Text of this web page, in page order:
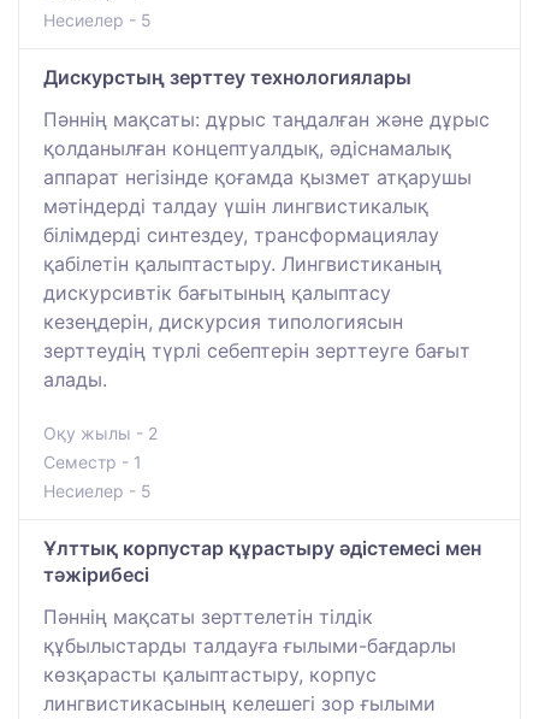
Несиелер - 5
Дискурстың зерттеу технологиялары
Пәннің мақсаты: дұрыс таңдалған және дұрыс
қолданылған концептуалдық, әдіснамалық
аппарат негізінде қоғамда қызмет атқарушы
мәтіндерді талдау үшін лингвистикалық
білімдерді синтездеу, трансформациялау
қабілетін қалыптастыру. Лингвистиканың
дискурсивтік бағытының қалыптасу
кезеңдерін, дискурсия типологиясын
зерттеудің түрлі себептерін зерттеуге бағыт
алады.
Оқу жылы - 2
Семестр - 1
Несиелер - 5
Ұлттық корпустар құрастыру әдістемесі мен
тәжірибесі
Пәннің мақсаты зерттелетін тілдік
құбылыстарды талдауға ғылыми-бағдарлы
көзқарасты қалыптастыру, корпус
лингвистикасының келешегі зор ғылыми